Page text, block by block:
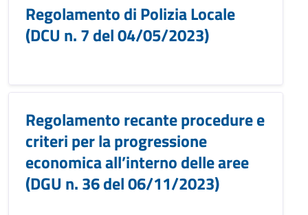
Regolamento di Polizia Locale
(DCU n. 7 del 04/05/2023)
Regolamento recante procedure e
criteri per la progressione
economica all’interno delle aree
(DGU n. 36 del 06/11/2023)